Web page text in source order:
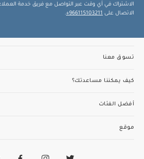
الاشتراك في أي وقت عبر التواصل مع فريق خدمة العملاء
الاتصال على 966115103211+
.
تسوق معنا
كيف يمكننا مساعدتك؟
أفضل الفئات
موقع